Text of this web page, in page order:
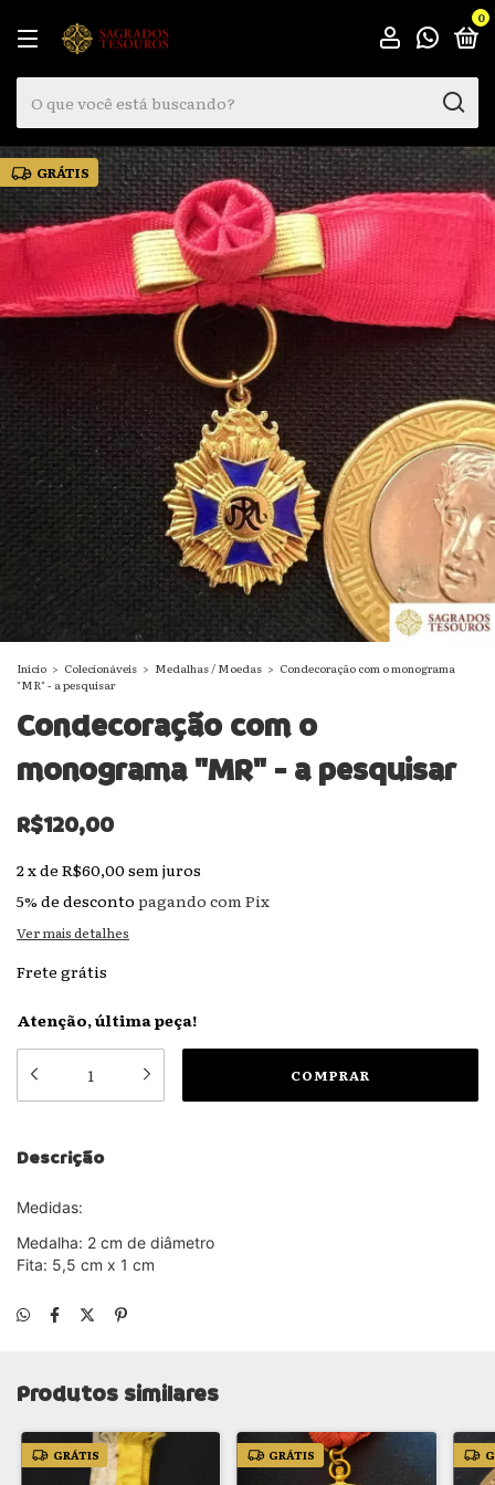
0
GRÁTIS
Início > Colecionáveis > Medalhas / Moedas > Condecoração com o monograma
"MR" - a pesquisar
Condecoração com o
monograma "MR" - a pesquisar
R$120,00
2xde R$60,00 sem juros
5% de desconto pagando com Pix
Ver mais detalhes
Frete grátis
Atenção, última peça!
Descrição
Medidas:
Medalha: 2 cm de diâmetro
Fita: 5,5 cm x 1 cm
Produtos similares
GRÁTIS GRÁTIS